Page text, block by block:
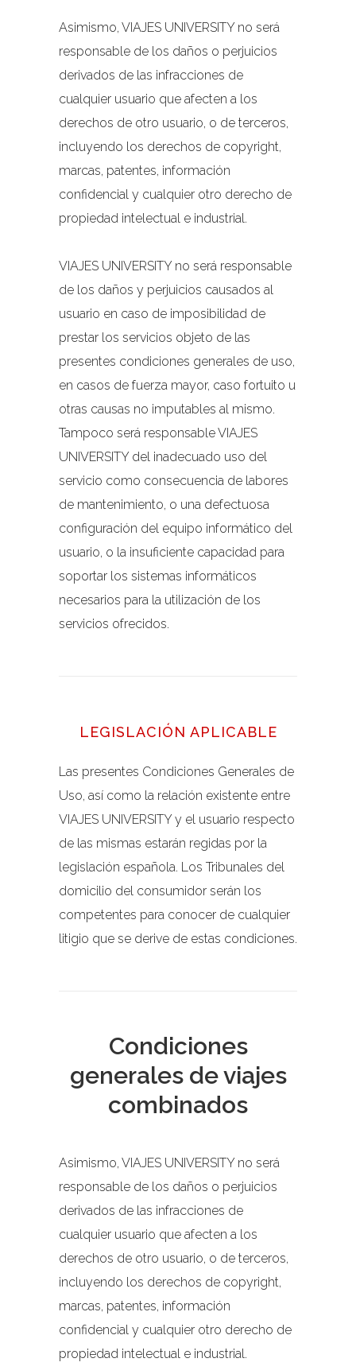
Asimismo, VIAJES UNIVERSITY no será
responsable de los daños o perjuicios
derivados de las infracciones de
cualquier usuario que afecten a los
derechos de otro usuario, o de terceros,
incluyendo los derechos de copyright,
marcas, patentes, información
confidencial y cualquier otro derecho de
propiedad intelectual e industrial.
VIAJES UNIVERSITY no será responsable
de los daños y perjuicios causados al
usuario en caso de imposibilidad de
prestar los servicios objeto de las
presentes condiciones generales de uso,
en casos de fuerza mayor, caso fortuito u
otras causas no imputables al mismo.
Tampoco será responsable VIAJES
UNIVERSITY del inadecuado uso del
servicio como consecuencia de labores
de mantenimiento, o una defectuosa
configuración del equipo informático del
usuario, o la insuficiente capacidad para
soportar los sistemas informáticos
necesarios para la utilización de los
servicios ofrecidos.
LEGISLACIÓN APLICABLE
Las presentes Condiciones Generales de
Uso, así como la relación existente entre
VIAJES UNIVERSITY y el usuario respecto
de las mismas estarán regidas por la
legislación española. Los Tribunales del
domicilio del consumidor serán los
competentes para conocer de cualquier
litigio que se derive de estas condiciones.
Condiciones
generales de viajes
combinados
Asimismo, VIAJES UNIVERSITY no será
responsable de los daños o perjuicios
derivados de las infracciones de
cualquier usuario que afecten a los
derechos de otro usuario, o de terceros,
incluyendo los derechos de copyright,
marcas, patentes, información
confidencial y cualquier otro derecho de
propiedad intelectual e industrial.